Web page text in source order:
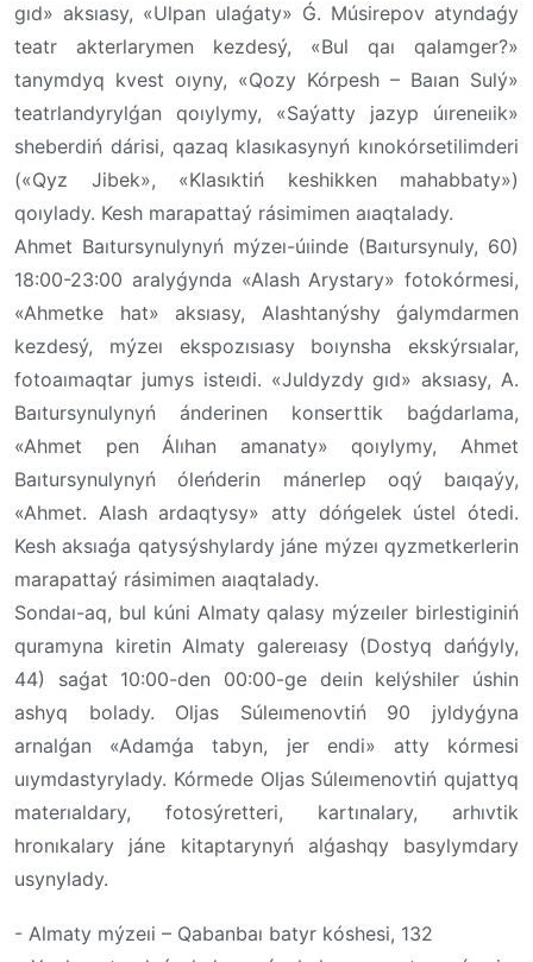
gıd» aksıasy, «Ulpan ulaǵaty» Ǵ. Músirepov atyndaǵy
teatr akterlarymen kezdesý, «Bul qaı qalamger?»
tanymdyq kvest oıyny, «Qozy Kórpesh – Baıan Sulý»
teatrlandyrylǵan qoıylymy, «Saýatty jazyp úıreneıik»
sheberdiń dárisi, qazaq klasıkasynyń kınokórsetilimderi
(«Qyz Jibek», «Klasıktiń keshikken mahabbaty»)
qoıylady. Kesh marapattaý rásimimen aıaqtalady.
Ahmet Baıtursynulynyń mýzeı-úıinde (Baıtursynuly, 60)
18:00-23:00 aralyǵynda «Alash Arystary» fotokórmesi,
«Ahmetke hat» aksıasy, Alashtanýshy ǵalymdarmen
kezdesý, mýzeı ekspozısıasy boıynsha ekskýrsıalar,
fotoaımaqtar jumys isteıdi. «Juldyzdy gıd» aksıasy, A.
Baıtursynulynyń ánderinen konserttik baǵdarlama,
«Ahmet pen Álıhan amanaty» qoıylymy, Ahmet
Baıtursynulynyń óleńderin mánerlep oqý baıqaýy,
«Ahmet. Alash ardaqtysy» atty dóńgelek ústel ótedi.
Kesh aksıaǵa qatysýshylardy jáne mýzeı qyzmetkerlerin
marapattaý rásimimen aıaqtalady.
Sondaı-aq, bul kúni Almaty qalasy mýzeıler birlestiginiń
quramyna kiretin Almaty galereıasy (Dostyq dańǵyly,
44) saǵat 10:00-den 00:00-ge deıin kelýshiler úshin
ashyq bolady. Oljas Súleımenovtiń 90 jyldyǵyna
arnalǵan «Adamǵa tabyn, jer endi» atty kórmesi
uıymdastyrylady. Kórmede Oljas Súleımenovtiń qujattyq
materıaldary, fotosýretteri, kartınalary, arhıvtik
hronıkalary jáne kitaptarynyń alǵashqy basylymdary
usynylady.
- Almaty mýzeıi – Qabanbaı batyr kóshesi, 132